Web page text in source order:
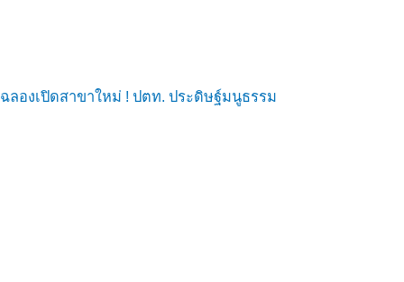
ฉลองเปิดสาขาใหม่ ! ปตท. ประดิษฐ์มนูธรรม